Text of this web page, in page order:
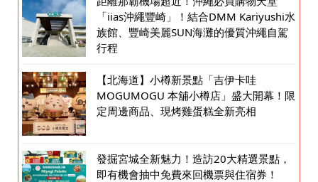
「iias沖繩豐崎」！結合DMM Kariyushi水
族館、豐崎美麗SUN海灘的優質沖繩自駕
行程
【北海道】小樽新景點「吉伊卡哇
MOGUMOGU 本舖小樽店」盛大開幕！限
定周邊商品、現烤雞蛋糕全新亮相
發掘宮城全新魅力！造訪20大精選景點，
即有機會抽中免費來回機票與住宿券！